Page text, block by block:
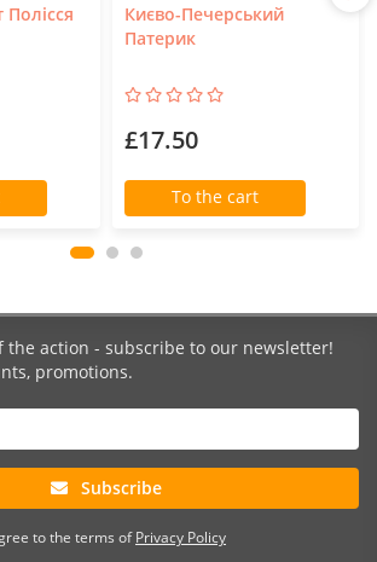
Полісся
Києво-Печерський
Патерик
£17.50
To the cart
the action - subscribe to our newsletter!
promotions.
Subscribe
to the terms ofPrivacy Policy